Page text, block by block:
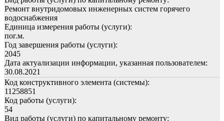
Ремонт внутридомовых инженерных систем горячего
водоснабжения
Единица измерения работы (услуги):
пог.м.
Год завершения работы (услуги):
2045
Дата актуализации информации, указанная пользователем:
30.08.2021
Код конструктивного элемента (системы):
11258851
Код работы (услуги):
54
Вид работы (услуги) по капитальному ремонту: